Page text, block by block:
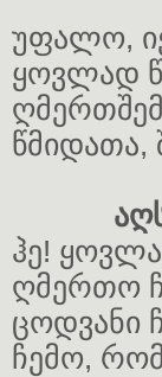
უფალო,
ყოვლად
წმიდათა,
ჰე!
ღმერთო
ცოდვანი
ჩემო,